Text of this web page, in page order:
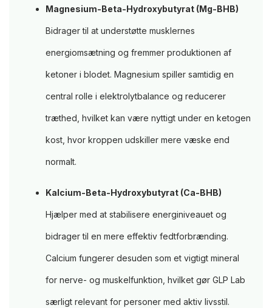
Magnesium-Beta-Hydroxybutyrat (Mg-BHB)
Bidrager til at understøtte musklernes
energiomsætning og fremmer produktionen af
ketoner i blodet. Magnesium spiller samtidig en
central rolle i elektrolytbalance og reducerer
træthed, hvilket kan være nyttigt under en ketogen
kost, hvor kroppen udskiller mere væske end
normalt.
Kalcium-Beta-Hydroxybutyrat (Ca-BHB)
Hjælper med at stabilisere energiniveauet og
bidrager til en mere effektiv fedtforbrænding.
Calcium fungerer desuden som et vigtigt mineral
for nerve- og muskelfunktion, hvilket gør GLP Lab
særligt relevant for personer med aktiv livsstil.